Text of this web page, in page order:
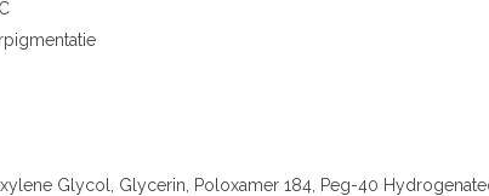
Glycol, Glycerin, Poloxamer 184, Peg-40